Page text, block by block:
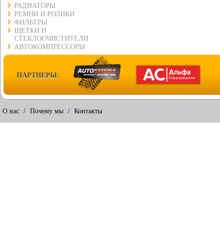
РАДИАТОРЫ
РЕМНИ И РОЛИКИ
ФИЛЬТРЫ
ЩЕТКИ И
СТЕКЛООЧИСТИТЕЛИ
АВТОКОМПРЕССОРЫ
ПАРТНЕРЫ:
О нас / Почему мы / Контакты